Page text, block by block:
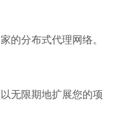
的分布式代理网络。
无限期地扩展您的项